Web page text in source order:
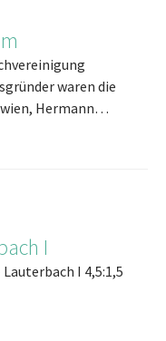
waren die
Hermann…
I
I 4,5:1,5